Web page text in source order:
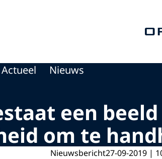
Actueel Nieuws
een
om te
Nieuwsbericht27-09-2019 |